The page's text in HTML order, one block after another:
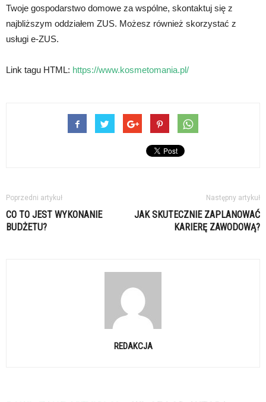
Twoje gospodarstwo domowe za wspólne, skontaktuj się z
najbliższym oddziałem ZUS. Możesz również skorzystać z
usługi e-ZUS.
Link tagu HTML: https://www.kosmetomania.pl/
Poprzedni artykuł
CO TO JEST WYKONANIE
BUDŻETU?
Następny artykuł
JAK SKUTECZNIE ZAPLANOWAĆ
KARIERĘ ZAWODOWĄ?
REDAKCJA